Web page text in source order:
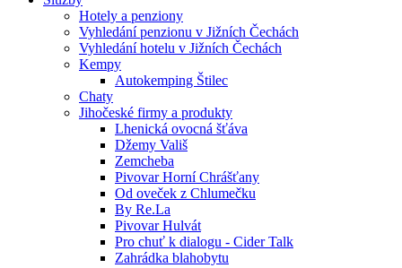
Hotely a penziony
Vyhledání penzionu v Jižních Čechách
Vyhledání hotelu v Jižních Čechách
Kempy
Autokemping Štilec
Chaty
Jihočeské firmy a produkty
Lhenická ovocná šťáva
Džemy Vališ
Zemcheba
Pivovar Horní Chrášťany
Od oveček z Chlumečku
By Re.La
Pivovar Hulvát
Pro chuť k dialogu - Cider Talk
Zahrádka blahobytu